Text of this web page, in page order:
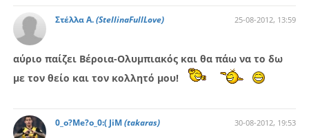
Στέλλα Α.(StellinaFullLove) 25-08-2012, 13:59
αύριο παίζει Βέροια-Ολυμπιακός και θα πάω να το δω
με τον θείο και τον κολλητό μου!
0_o?Me?o_0:( JiM(takaras) 30-08-2012, 19:53